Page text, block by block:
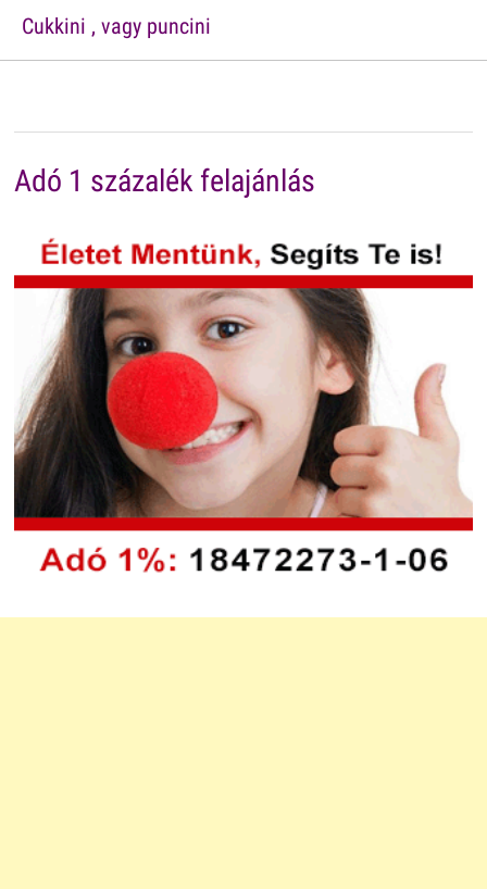
Cukkini , vagy puncini
Adó 1 százalék felajánlás